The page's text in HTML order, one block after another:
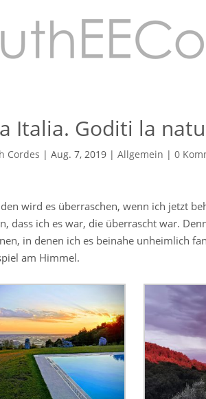
Italia. Goditi la
Cordes |Aug. 7, 2019 |Allgemein |0
wird es überraschen, wenn ich jetzt
dass ich es war, die überrascht war.
in denen ich es beinahe unheimlich
am Himmel.